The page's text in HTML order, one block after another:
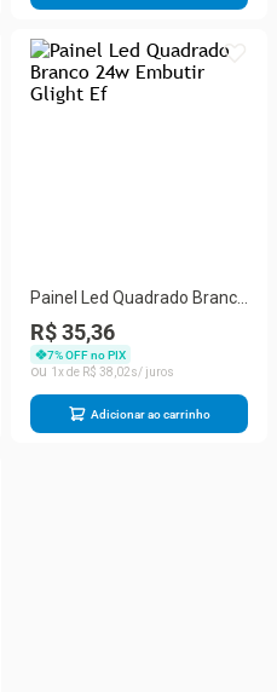
Painel Led Quadrado Branco
24w Embutir Glight Ef
R$ 35,36
7% OFF no PIX
1
R$ 38 02
Adicionar ao carrinho